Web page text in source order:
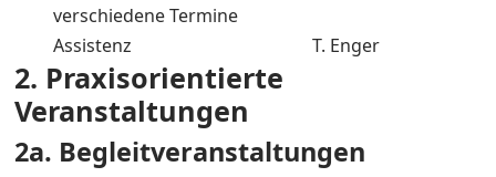
verschiedene Termine
Assistenz
T. Enger
2. Praxisorientierte
Veranstaltungen
2a. Begleitveranstaltungen